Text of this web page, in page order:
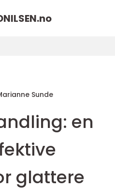
no
Sunde
en
glattere